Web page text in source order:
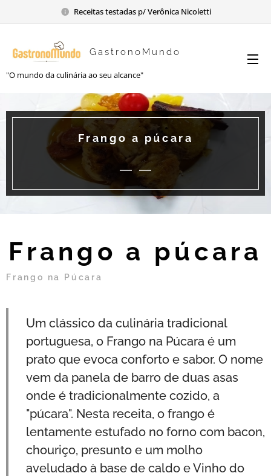
Receitas testadas p/ Verônica Nicoletti
GastronoMundo
"O mundo da culinária ao seu alcance"
Frango a púcara
Frango a púcara
Frango na Púcara
Um clássico da culinária tradicional
portuguesa, o Frango na Púcara é um
prato que evoca conforto e sabor. O nome
vem da panela de barro de duas asas
onde é tradicionalmente cozido, a
"púcara". Nesta receita, o frango é
lentamente estufado no forno com bacon,
chouriço, presunto e um molho
aveludado à base de caldo e Vinho do